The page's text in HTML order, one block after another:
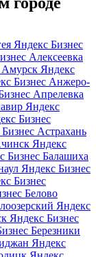
Яндекс Бизнес
Алексеевка
Амурск Яндекс
Бизнес Анжеро-
Апрелевка
Яндекс
Бизнес
Астрахань
Яндекс
Бизнес Балашиха
Яндекс Бизнес
Бизнес
Белово
Яндекс
Яндекс Бизнес
Березники
Яндекс